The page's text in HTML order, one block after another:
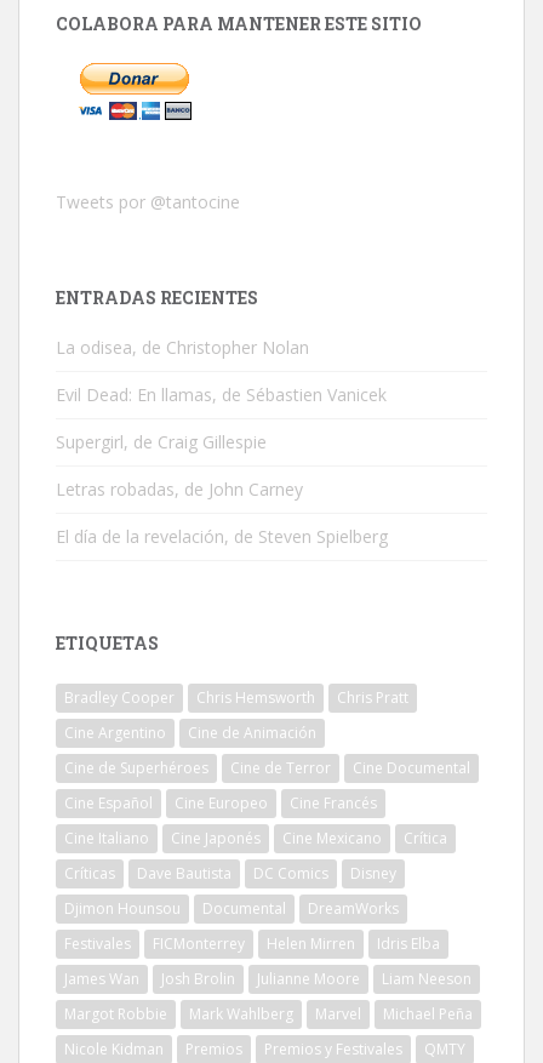
COLABORA PARA MANTENER ESTE SITIO
Tweets por @tantocine
ENTRADAS RECIENTES
La odisea, de Christopher Nolan
Evil Dead: En llamas, de Sébastien Vanicek
Supergirl, de Craig Gillespie
Letras robadas, de John Carney
El día de la revelación, de Steven Spielberg
ETIQUETAS
Bradley Cooper Chris Hemsworth
Chris Pratt
Cine Argentino
Cine de Animación
Cine de Superhéroes
Cine de Terror
Cine Documental
Cine Español
Cine Europeo
Cine Francés
Cine Italiano
Cine Japonés Cine Mexicano
Crítica
Críticas
Dave Bautista DC Comics
Disney
Djimon Hounsou
Documental
DreamWorks
Festivales
FICMonterrey Helen Mirren
Idris Elba
James Wan
Josh Brolin Julianne Moore
Liam Neeson
Margot Robbie
Mark Wahlberg Marvel
Michael Peña
Nicole Kidman
Premios Premios y Festivales QMTY